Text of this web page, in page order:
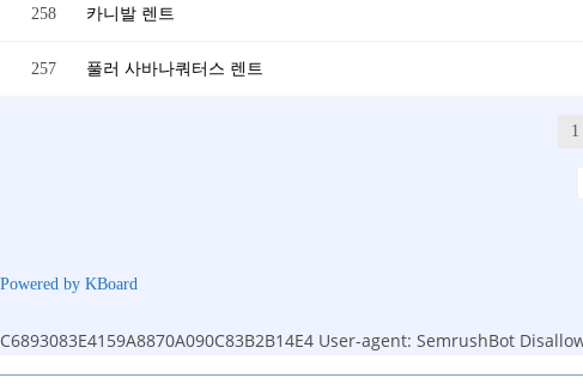
258 카니발 렌트
257 풀러 사바나쿼터스 렌트
1
Powered by KBoard
C6893083E4159A8870A090C83B2B14E4 User-agent: SemrushBot